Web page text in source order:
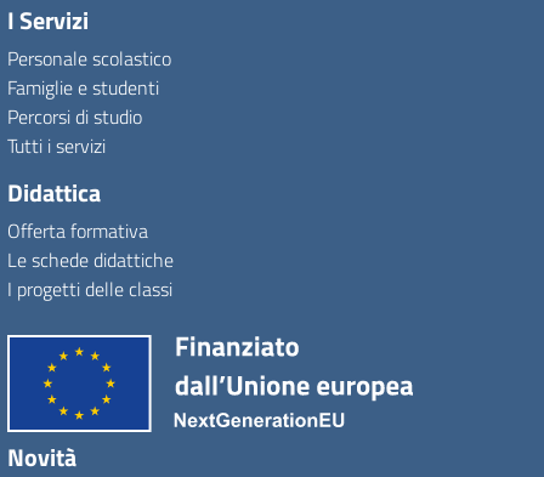
I Servizi
Personale scolastico
Famiglie e studenti
Percorsi di studio
Tutti i servizi
Didattica
Offerta formativa
Le schede didattiche
I progetti delle classi
Novità